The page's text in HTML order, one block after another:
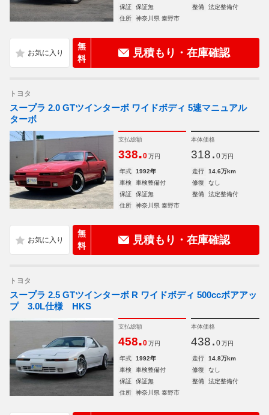
保証
保証無 整備
法定整備付
住所
神奈川県 秦野市
無
料
見積もり・在庫確認
トヨタ
スープラ 2.0 GTツインターボ ワイドボディ 5速マニュアル
ターボ
支払総額
338.0 万円
本体価格
318. 0 万円
年式 1992年 走行
14.6万km
車検
車検整備付 修復
なし
保証
保証無 整備
法定整備付
住所
神奈川県 秦野市
無
料
見積もり・在庫確認
トヨタ
スープラ 2.5 GTツインターボ R ワイドボディ 500ccボアアッ
プ 3.0L仕様 HKS
支払総額
458.0 万円
本体価格
438. 0 万円
年式 1992年 走行
14.8万km
車検
車検整備付 修復
なし
保証
保証無 整備
法定整備付
住所
神奈川県 秦野市